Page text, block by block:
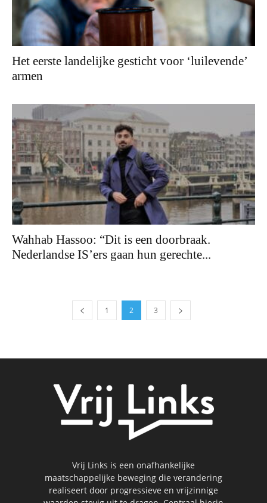
Het eerste landelijke gesticht voor ‘luilevende’
armen
Wahhab Hassoo: “Dit is een doorbraak.
Nederlandse IS’ers gaan hun gerechte...
1 2 3
Vrij Links is een onafhankelijke
maatschappelijke beweging die verandering
realiseert door progressieve en vrijzinnige